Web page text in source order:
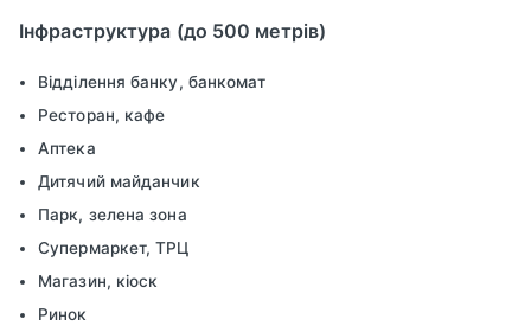
Інфраструктура (до 500 метрів)
Відділення банку, банкомат
Ресторан, кафе
Аптека
Дитячий майданчик
Парк, зелена зона
Супермаркет, ТРЦ
Магазин, кіоск
Ринок